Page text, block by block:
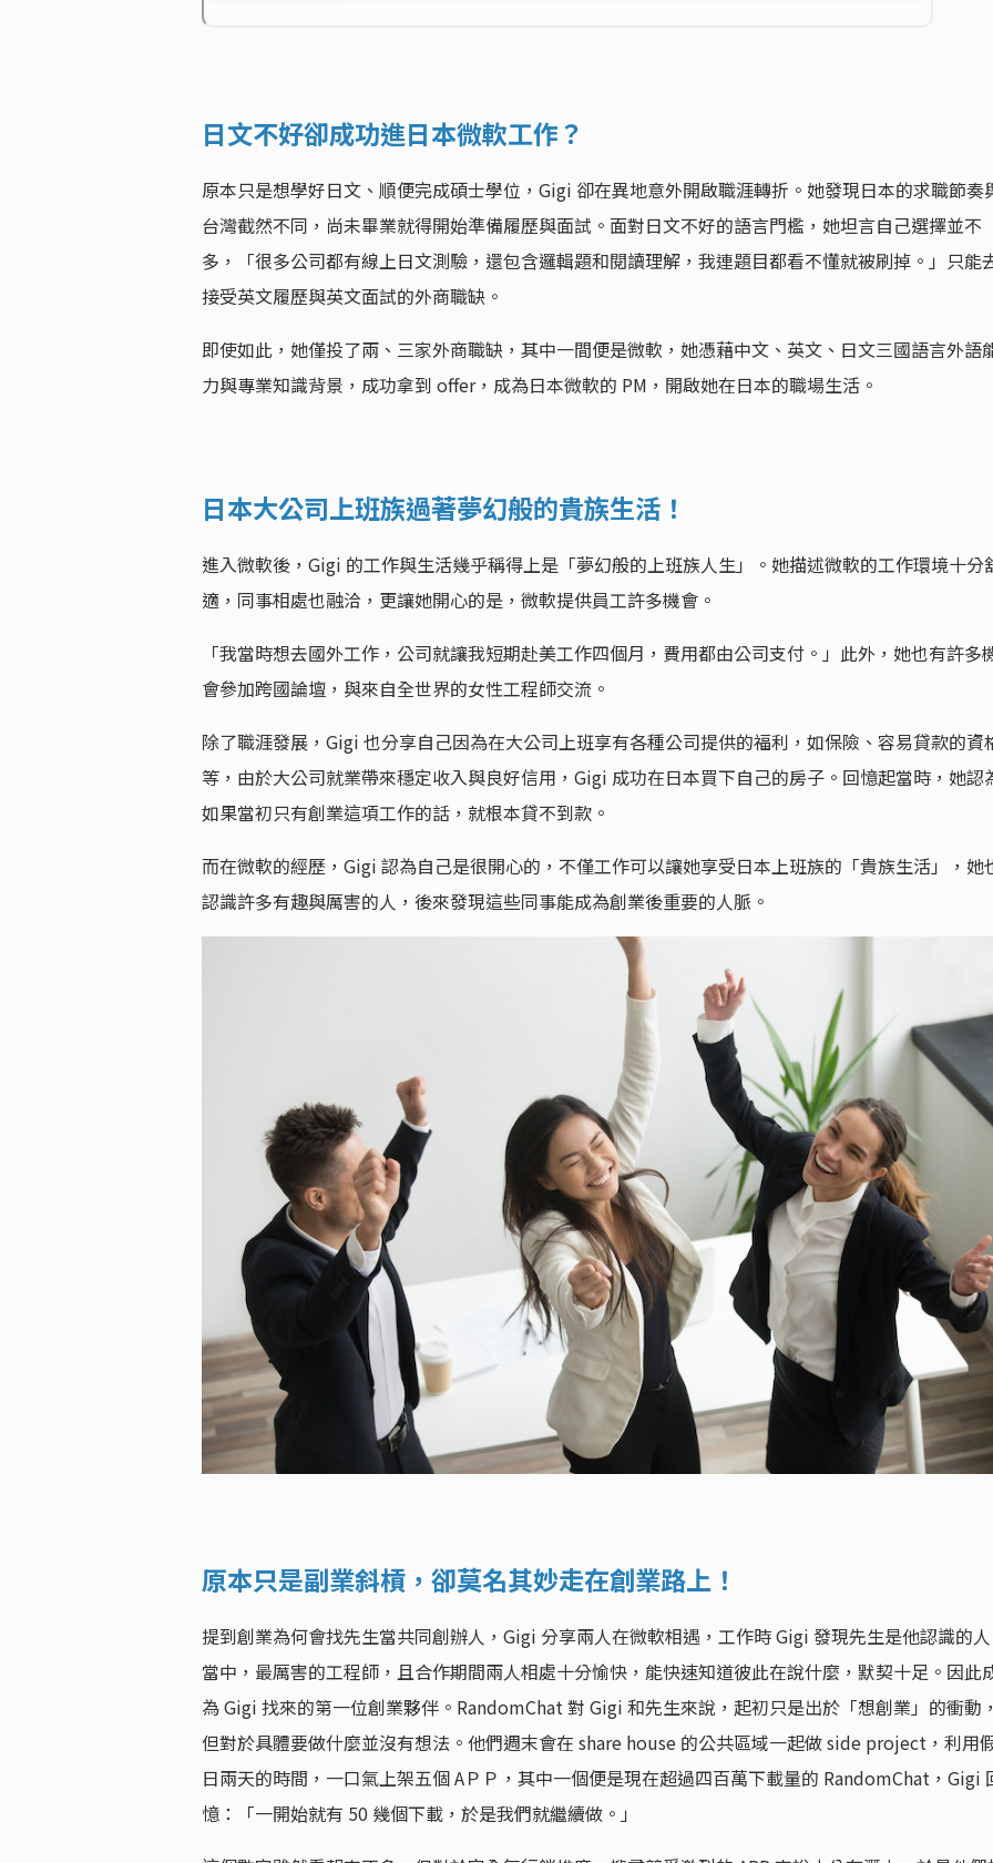
日文不好卻成功進日本微軟工作？
原本只是想學好日文、順便完成碩士學位，Gigi 卻在異地意外開啟職涯轉折。她發現日本的求職節奏
台灣截然不同，尚未畢業就得開始準備履歷與面試。面對日文不好的語言門檻，她坦言自己選擇並不
多，「很多公司都有線上日文測驗，還包含邏輯題和閱讀理解，我連題目都看不懂就被刷掉。」只能
接受英文履歷與英文面試的外商職缺。
即使如此，她僅投了兩、三家外商職缺，其中一間便是微軟，她憑藉中文、英文、日文三國語言外語
力與專業知識背景，成功拿到 offer，成為日本微軟的 PM，開啟她在日本的職場生活。
日本大公司上班族過著夢幻般的貴族生活！
進入微軟後，Gigi 的工作與生活幾乎稱得上是「夢幻般的上班族人生」。她描述微軟的工作環境十分
適，同事相處也融洽，更讓她開心的是，微軟提供員工許多機會。
「我當時想去國外工作，公司就讓我短期赴美工作四個月，費用都由公司支付。」此外，她也有許多
會參加跨國論壇，與來自全世界的女性工程師交流。
除了職涯發展，Gigi 也分享自己因為在大公司上班享有各種公司提供的福利，如保險、容易貸款的資
等，由於大公司就業帶來穩定收入與良好信用，Gigi 成功在日本買下自己的房子。回憶起當時，她認
如果當初只有創業這項工作的話，就根本貸不到款。
而在微軟的經歷，Gigi 認為自己是很開心的，不僅工作可以讓她享受日本上班族的「貴族生活」，她
認識許多有趣與厲害的人，後來發現這些同事能成為創業後重要的人脈。
原本只是副業斜槓，卻莫名其妙走在創業路上！
提到創業為何會找先生當共同創辦人，Gigi 分享兩人在微軟相遇，工作時 Gigi 發現先生是他認識的人
當中，最厲害的工程師，且合作期間兩人相處十分愉快，能快速知道彼此在說什麼，默契十足。因此
為 Gigi 找來的第一位創業夥伴。RandomChat 對 Gigi 和先生來說，起初只是出於「想創業」的衝動，
但對於具體要做什麼並沒有想法。他們週末會在 share house 的公共區域一起做 side project，利用
日兩天的時間，一口氣上架五個 AＰＰ，其中一個便是現在超過四百萬下載量的 RandomChat，Gigi
憶：「一開始就有 50 幾個下載，於是我們就繼續做。」